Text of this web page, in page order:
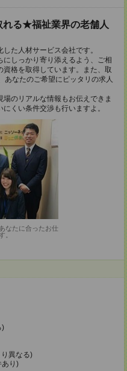
れる★福祉業界の老舗人
た人材サービス会社です。
しっかり寄り添えるよう、ご相
格を取得しています。また、取
あなたのご希望にピッタリの求人
のリアルな情報もお伝えできま
くい条件交渉も行いますよ。
なたに合ったお仕
。
)
り異なる)
り)